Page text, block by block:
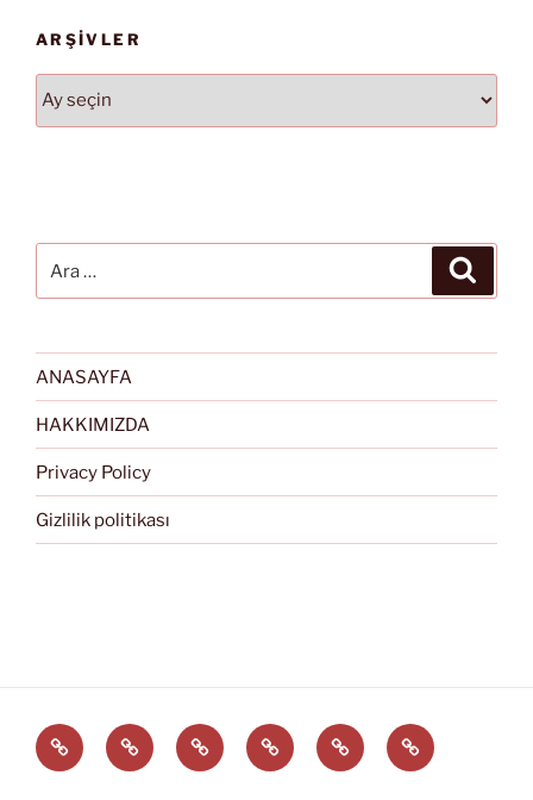
ARŞIVLER
Arşivler
ANASAYFA
HAKKIMIZDA
Privacy Policy
Gizlilik politikası
Türkçe English Svenskaالعربية
中
文
EĞİTİM
ARAÇLARI